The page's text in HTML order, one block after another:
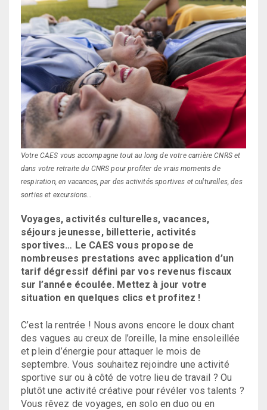
Votre CAES vous accompagne tout au long de votre carrière CNRS et
dans votre retraite du CNRS pour profiter de vrais moments de
respiration, en vacances, par des activités sportives et culturelles, des
sorties et excursions…
Voyages, activités culturelles, vacances,
séjours jeunesse, billetterie, activités
sportives… Le CAES vous propose de
nombreuses prestations avec application d’un
tarif dégressif défini par vos revenus fiscaux
sur l’année écoulée. Mettez à jour votre
situation en quelques clics et profitez !
C’est la rentrée ! Nous avons encore le doux chant
des vagues au creux de l’oreille, la mine ensoleillée
et plein d’énergie pour attaquer le mois de
septembre. Vous souhaitez rejoindre une activité
sportive sur ou à côté de votre lieu de travail ? Ou
plutôt une activité créative pour révéler vos talents ?
Vous rêvez de voyages, en solo en duo ou en